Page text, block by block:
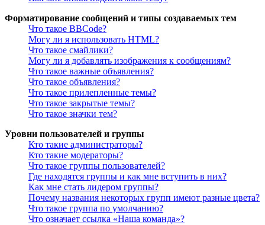
Форматирование сообщений и типы создаваемых тем
Что такое BBCode?
Могу ли я использовать HTML?
Что такое смайлики?
Могу ли я добавлять изображения к сообщениям?
Что такое важные объявления?
Что такое объявления?
Что такое прилепленные темы?
Что такое закрытые темы?
Что такое значки тем?
Уровни пользователей и группы
Кто такие администраторы?
Кто такие модераторы?
Что такое группы пользователей?
Где находятся группы и как мне вступить в них?
Как мне стать лидером группы?
Почему названия некоторых групп имеют разные цвета?
Что такое группа по умолчанию?
Что означает ссылка «Наша команда»?